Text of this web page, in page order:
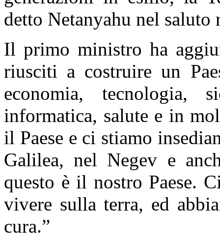
detto Netanyahu nel saluto
Il primo ministro ha
riusciti a costruire un
economia, tecnologia,
informatica, salute e in
il Paese e ci stiamo
Galilea, nel Negev e
questo è il nostro Paese.
vivere sulla terra, ed
cura.”